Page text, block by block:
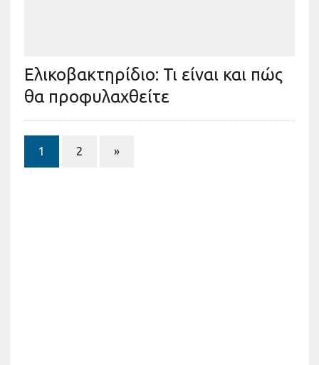
Ελικοβακτηρίδιο: Τι είναι και πώς
θα προφυλαχθείτε
1 2 »